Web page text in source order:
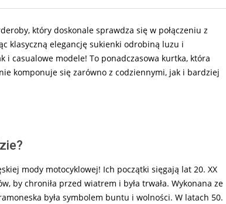
który doskonale sprawdza się w połączeniu z
klasyczną elegancję sukienki odrobiną luzu i
i casualowe modele! To ponadczasowa kurtka, która
komponuje się zarówno z codziennymi, jak i bardziej
mody motocyklowej! Ich początki sięgają lat 20. XX
by chroniła przed wiatrem i była trwała. Wykonana ze
była symbolem buntu i wolności. W latach 50.